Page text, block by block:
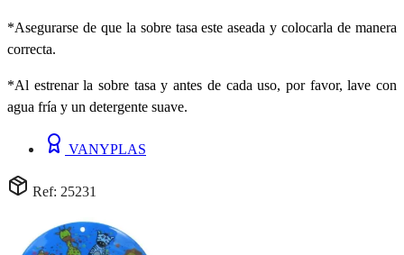
*Asegurarse de que la sobre tasa este aseada y colocarla de manera
correcta.
*Al estrenar la sobre tasa y antes de cada uso, por favor, lave con
agua fría y un detergente suave.
VANYPLAS
Ref: 25231